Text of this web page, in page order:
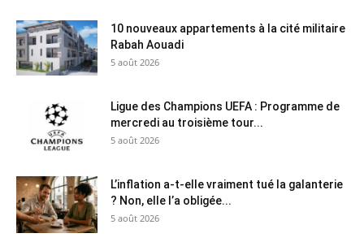
10 nouveaux appartements à la cité militaire
Rabah Aouadi
5 août 2026
Ligue des Champions UEFA : Programme de
mercredi au troisième tour...
5 août 2026
L’inflation a-t-elle vraiment tué la galanterie
? Non, elle l’a obligée...
5 août 2026